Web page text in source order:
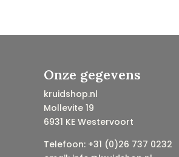
Onze gegevens
kruidshop.nl
Mollevite 19
6931 KE Westervoort
Telefoon: +31 (0)26 737 0232